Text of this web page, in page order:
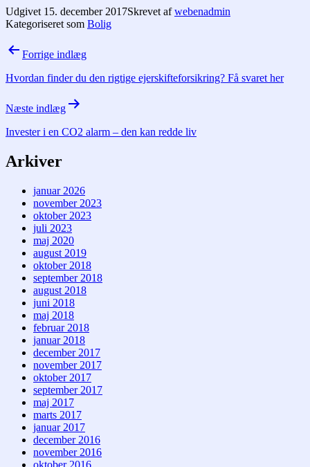
Udgivet 15. december 2017Skrevet afwebenadmin
Kategoriseret som Bolig
Indlægsnavigation
Forrige indlæg
Hvordan finder du den rigtige ejerskifteforsikring? Få svaret her
Næste indlæg
Invester i en CO2 alarm – den kan redde liv
Arkiver
januar 2026
november 2023
oktober 2023
juli 2023
maj 2020
august 2019
oktober 2018
september 2018
august 2018
juni 2018
maj 2018
februar 2018
januar 2018
december 2017
november 2017
oktober 2017
september 2017
maj 2017
marts 2017
januar 2017
december 2016
november 2016
oktober 2016